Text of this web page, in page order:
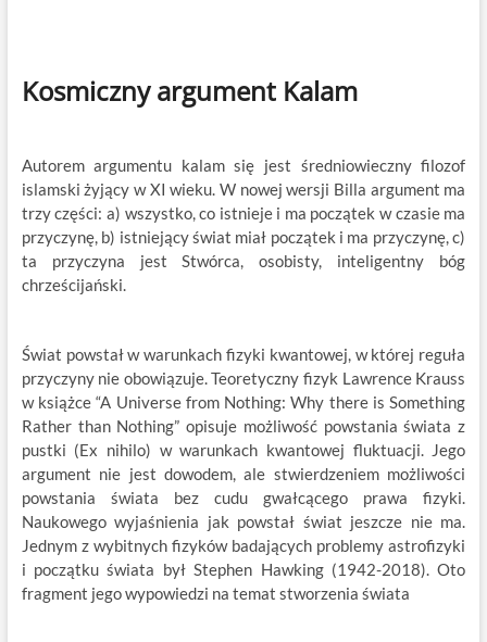
Kosmiczny argument Kalam
Autorem argumentu kalam się jest średniowieczny filozof
islamski żyjący w XI wieku. W nowej wersji Billa argument ma
trzy części: a) wszystko, co istnieje i ma początek w czasie ma
przyczynę, b) istniejący świat miał początek i ma przyczynę, c)
ta przyczyna jest Stwórca, osobisty, inteligentny bóg
chrześcijański.
Świat powstał w warunkach fizyki kwantowej, w której reguła
przyczyny nie obowiązuje. Teoretyczny fizyk Lawrence Krauss
w książce “A Universe from Nothing: Why there is Something
Rather than Nothing” opisuje możliwość powstania świata z
pustki (Ex nihilo) w warunkach kwantowej fluktuacji. Jego
argument nie jest dowodem, ale stwierdzeniem możliwości
powstania świata bez cudu gwałcącego prawa fizyki.
Naukowego wyjaśnienia jak powstał świat jeszcze nie ma.
Jednym z wybitnych fizyków badających problemy astrofizyki
i początku świata był Stephen Hawking (1942-2018). Oto
fragment jego wypowiedzi na temat stworzenia świata